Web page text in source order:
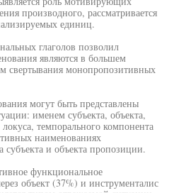
производного, рассматривается
единиц.
глаголов позволил
являются в большем
свертывания монопропозитивных
могут быть представлены
именем субъекта, объекта,
темпорального компонента
наименованиях
субъекта и объекта пропозиции.
функциональное
объект (37%) и инструменталис